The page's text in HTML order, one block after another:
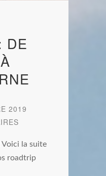
DE
2019
Voici la suite
roadtrip